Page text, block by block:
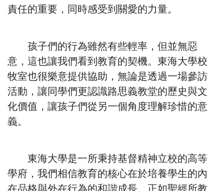
責任的重要，同時感受到關愛的力量。
孩子們的行為雖然有些輕率，但並無惡
意，這也讓我們看到教育的契機。東海大學校
牧室也很樂意提供協助，無論是透過一場參訪
活動，讓同學們更認識路思義教堂的歷史與文
化價值，讓孩子們從另一個角度理解珍惜的意
義。
東海大學是一所秉持基督精神立校的高等
學府，我們相信教育的核心在於培養學生的內
在品格與外在行為的和諧成長。正如聖經所教